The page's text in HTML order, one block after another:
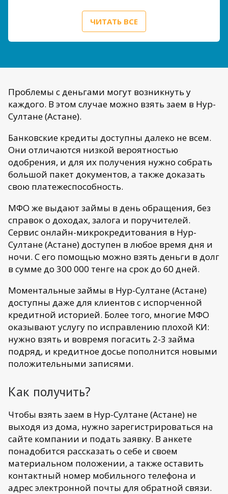
ЧИТАТЬ ВСЕ
Проблемы с деньгами могут возникнуть у
каждого. В этом случае можно взять заем в Нур-
Султане (Астане).
Банковские кредиты доступны далеко не всем.
Они отличаются низкой вероятностью
одобрения, и для их получения нужно собрать
большой пакет документов, а также доказать
свою платежеспособность.
МФО же выдают займы в день обращения, без
справок о доходах, залога и поручителей.
Сервис онлайн-микрокредитования в Нур-
Султане (Астане) доступен в любое время дня и
ночи. С его помощью можно взять деньги в долг
в сумме до 300 000 тенге на срок до 60 дней.
Моментальные займы в Нур-Султане (Астане)
доступны даже для клиентов с испорченной
кредитной историей. Более того, многие МФО
оказывают услугу по исправлению плохой КИ:
нужно взять и вовремя погасить 2-3 займа
подряд, и кредитное досье пополнится новыми
положительными записями.
Как получить?
Чтобы взять заем в Нур-Султане (Астане) не
выходя из дома, нужно зарегистрироваться на
сайте компании и подать заявку. В анкете
понадобится рассказать о себе и своем
материальном положении, а также оставить
контактный номер мобильного телефона и
адрес электронной почты для обратной связи.